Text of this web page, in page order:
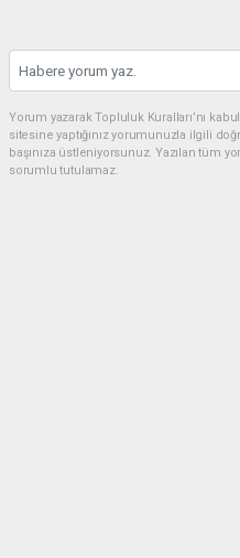
Yorum yazarak Topluluk Kuralları’nı
sitesine yaptığınız yorumunuzla ilgili
başınıza üstleniyorsunuz. Yazılan tüm
sorumlu tutulamaz.